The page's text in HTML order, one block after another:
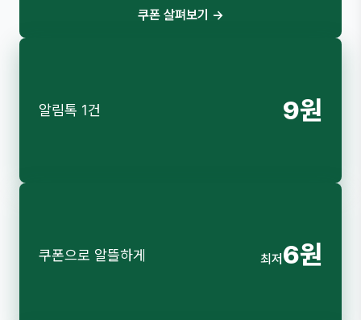
쿠폰 살펴보기 →
알림톡 1건 9원
쿠폰으로 알뜰하게 최저 6원